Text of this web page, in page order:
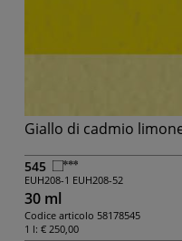
Giallo di cadmio
545
EUH208-1 EUH208-52
30 ml
Codice articolo 58178545
1 l: € 250,00